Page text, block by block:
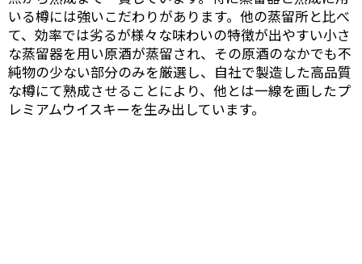
いる樽には強いこだわりがあります。他の蒸留所と比べ
て、効率では劣るが様々な味わいの特徴が出やすい小さ
な蒸留器を用い原酒が蒸留され、その原酒のなかでも不
純物の少ない部分のみを厳選し、自社で製造した高品質
な樽にて熟成させることにより、他とは一線を画したプ
レミアムウイスキーを生み出しています。